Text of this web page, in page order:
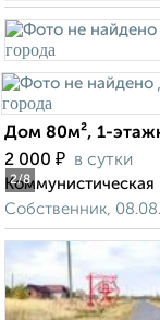
2/8
Дом 80м², 1-
2 000 ₽ в сутки
Коммунистическая
Собственник,